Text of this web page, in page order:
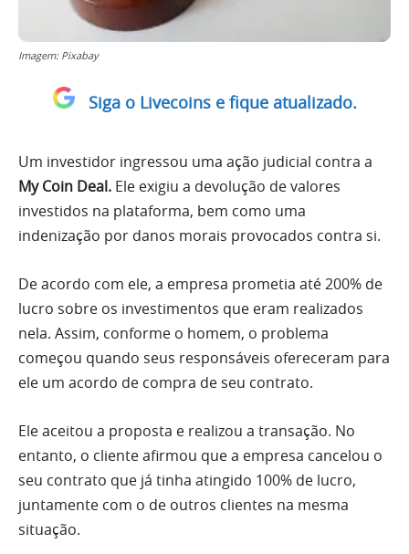
Imagem: Pixabay
Siga o Livecoins e fique atualizado.
Um investidor ingressou uma ação judicial contra a
My Coin Deal. Ele exigiu a devolução de valores
investidos na plataforma, bem como uma
indenização por danos morais provocados contra si.
De acordo com ele, a empresa prometia até 200% de
lucro sobre os investimentos que eram realizados
nela. Assim, conforme o homem, o problema
começou quando seus responsáveis ofereceram para
ele um acordo de compra de seu contrato.
Ele aceitou a proposta e realizou a transação. No
entanto, o cliente afirmou que a empresa cancelou o
seu contrato que já tinha atingido 100% de lucro,
juntamente com o de outros clientes na mesma
situação.